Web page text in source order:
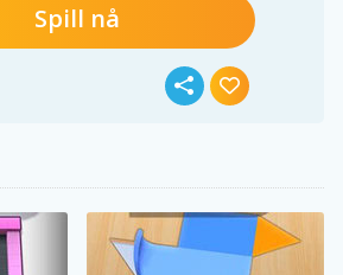
Spill nå